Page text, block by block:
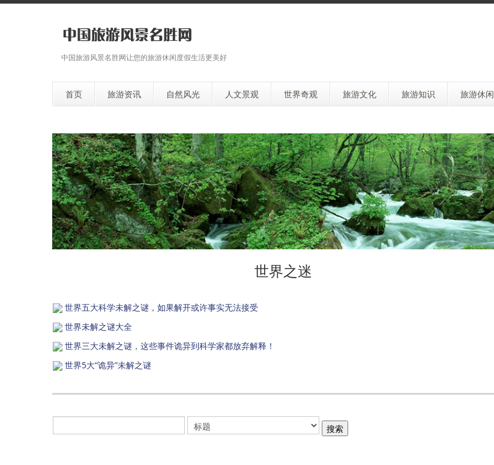
中国旅游风景名胜网让您的旅游休闲度假生活更美好
首页 旅游资讯 自然风光 人文景观 世界奇观 旅游文化 旅游知识 旅游休闲
世界之迷
世界五大科学未解之谜，如果解开或许事实无法接受
世界未解之谜大全
世界三大未解之谜，这些事件诡异到科学家都放弃解释！
世界5大“诡异”未解之谜